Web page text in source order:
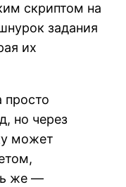
скриптом на
задания
их
но через
может
же —